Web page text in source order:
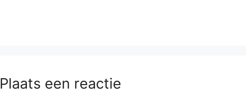
Plaats een reactie